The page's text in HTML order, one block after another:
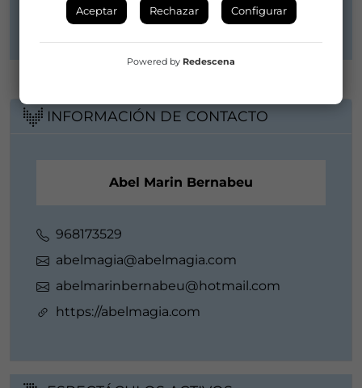
Región de Murcia
INFORMACIÓN DE CONTACTO
Abel Marin Bernabeu
968173529
abelmagia@abelmagia.com
abelmarinbernabeu@hotmail.com
https://abelmagia.com
Aceptar Rechazar Configurar
Powered by Redescena